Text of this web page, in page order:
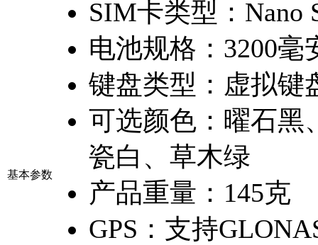
基本参数
SIM卡类型： Nano
电池规格： 3200毫
键盘类型： 虚拟键
可选颜色： 曜石黑
瓷白、草木绿
产品重量： 145克
GPS： 支持